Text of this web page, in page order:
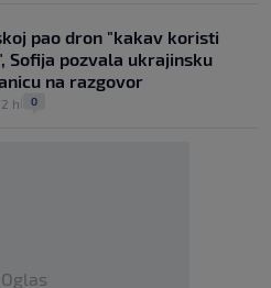
pao dron "kakav koristi
Sofija pozvala ukrajinsku
na razgovor
h 0
Oglas